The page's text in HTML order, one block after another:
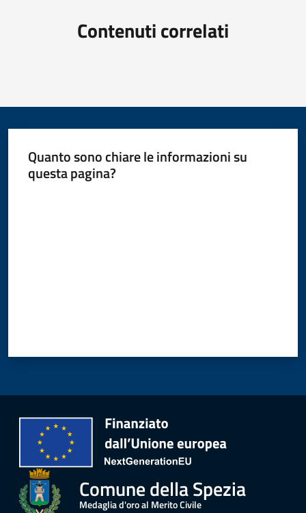
Contenuti correlati
Quanto sono chiare le informazioni su
questa pagina?
Comune della Spezia
Medaglia d'oro al Merito Civile